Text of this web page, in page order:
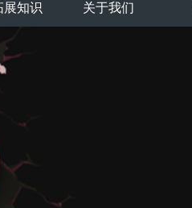
展知识 关于我们